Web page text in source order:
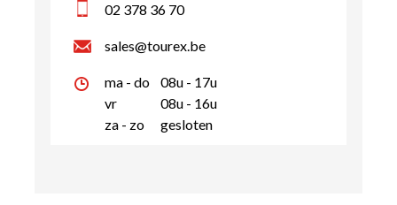
02 378 36 70
sales@tourex.be
ma - do
08u - 17u
vr
08u - 16u
za - zo
gesloten